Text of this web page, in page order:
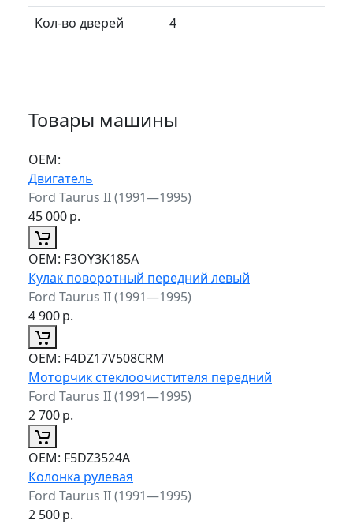
Кол-во дверей
4
Товары машины
ОЕМ:
Двигатель
Ford Taurus II (1991—1995)
45 000р.
ОЕМ: F3OY3K185A
Кулак поворотный передний левый
Ford Taurus II (1991—1995)
4 900р.
ОЕМ: F4DZ17V508CRM
Моторчик стеклоочистителя передний
Ford Taurus II (1991—1995)
2 700р.
ОЕМ: F5DZ3524A
Колонка рулевая
Ford Taurus II (1991—1995)
2 500р.